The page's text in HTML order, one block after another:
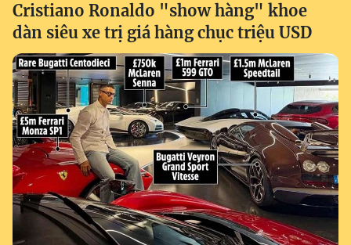
Cristiano Ronaldo "show hàng" khoe
dàn siêu xe trị giá hàng chục triệu USD